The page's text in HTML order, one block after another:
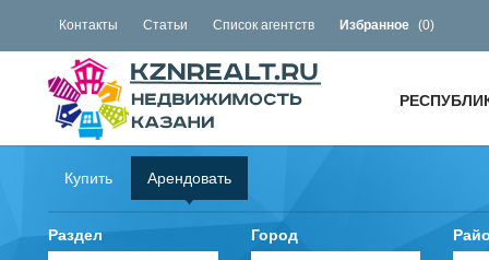
Контакты Статьи Список агентств Избранное (0)
Купить Арендовать
Раздел Город